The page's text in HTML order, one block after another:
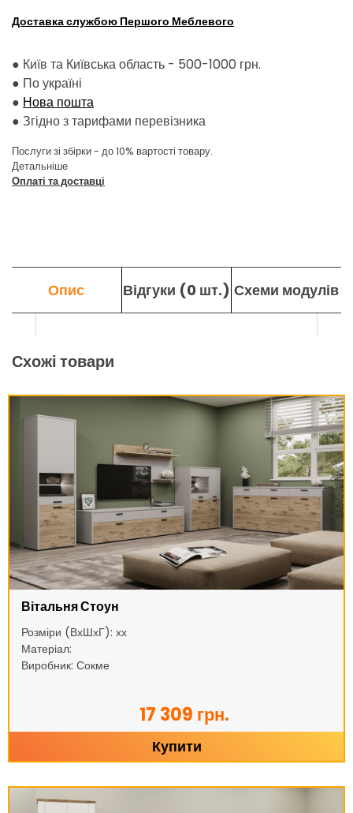
Доставка службою Першого Меблевого
● Київ та Київська область - 500-1000 грн.
● По україні
● Нова пошта
● Згідно з тарифами перевізника
Послуги зі збірки - до 10% вартості товару.
Детальніше
Оплаті та доставці
Опис Відгуки (0 шт.) Схеми модулів
Схожі товари
Вітальня Стоун
Розміри (ВхШхГ): хх
Матеріал:
Виробник: Сокме
17 309 грн.
Купити